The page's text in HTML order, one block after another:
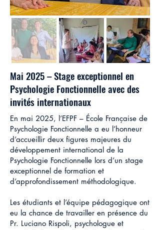
Mai 2025 – Stage exceptionnel en
Psychologie Fonctionnelle avec des
invités internationaux
En mai 2025, l’EFPF – École Française de
Psychologie Fonctionnelle a eu l’honneur
d’accueillir deux figures majeures du
développement international de la
Psychologie Fonctionnelle lors d’un stage
exceptionnel de formation et
d’approfondissement méthodologique.
Les étudiants et l’équipe pédagogique ont
eu la chance de travailler en présence du
Pr. Luciano Rispoli, psychologue et